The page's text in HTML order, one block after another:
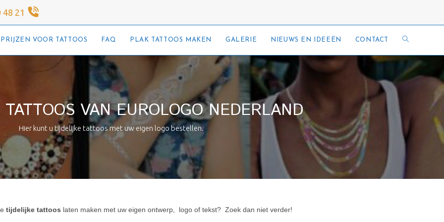
48 21
PRIJZEN VOOR TATTOOS FAQ PLAK TATTOOS MAKEN GALERIE NIEUWS EN IDEEËN CONTACT TOGGLE
SITE
TATTOOS VAN EUROLOGO NEDERLAND
Hier kunt u tijdelijke tattoos met uw eigen logo bestellen.
tijdelijke tattoos laten maken met uw eigen ontwerp, logo of tekst? Zoek dan niet verder!